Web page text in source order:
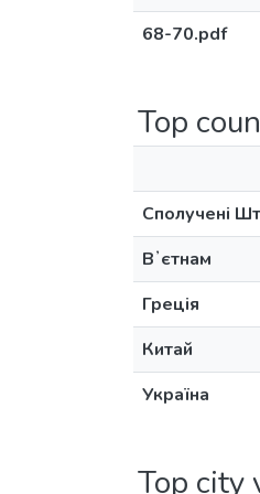
68-70.pdf
Top
Сполучені
Вʼєтнам
Греція
Китай
Україна
Top city